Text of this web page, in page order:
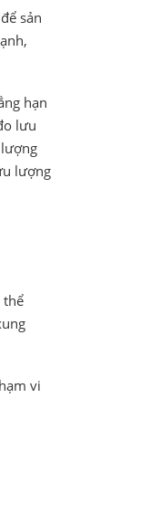
sản
hạn
lưu
lượng
thể
vi